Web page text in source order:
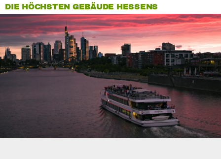
DIE HÖCHSTEN GEBÄUDE HESSENS